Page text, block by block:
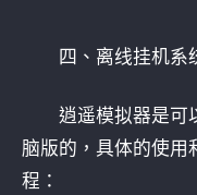
四、离线挂机系
逍遥模拟器是可
脑版的，具体的使用
程：